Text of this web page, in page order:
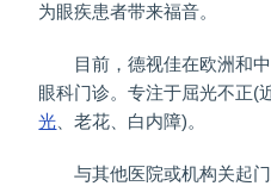
为眼疾患者带来福音。
目前，德视佳在欧洲和中
眼科门诊。专注于屈光不正(
光 、老花、白内障)。
与其他医院或机构关起门